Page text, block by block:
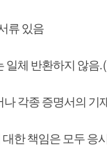
류 있음
일체 반환하지 않음.(
나 각종 증명서의 기
한 책임은 모두 응